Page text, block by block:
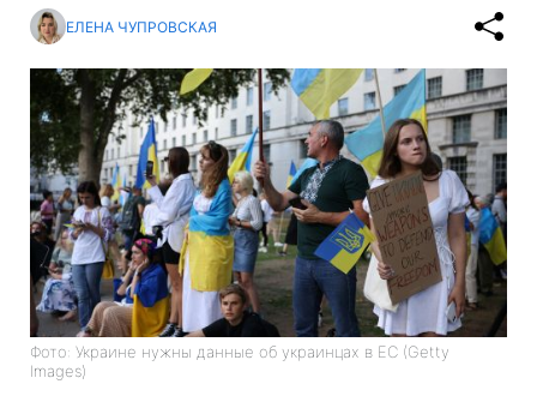
ЕЛЕНА ЧУПРОВСКАЯ
Фото: Украине нужны данные об украинцах в ЕС (Getty
Images)